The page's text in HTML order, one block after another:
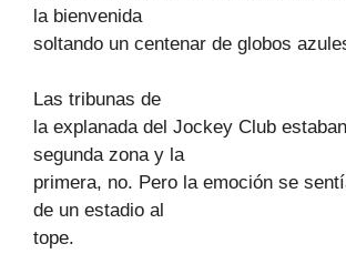
la bienvenida
soltando un centenar de globos
Las tribunas de
la explanada del Jockey Club
segunda zona y la
primera, no. Pero la emoción se
de un estadio al
tope.